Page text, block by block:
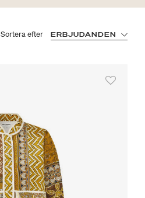
Sortera efter ERBJUDANDEN